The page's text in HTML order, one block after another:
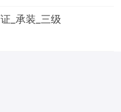
_承装_三级